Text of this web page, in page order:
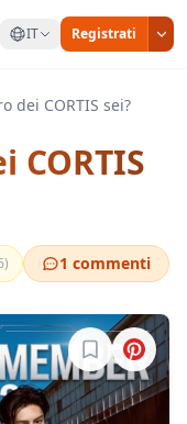
IT Registrati
dei CORTIS sei?
CORTIS
1 commenti
Accedi per